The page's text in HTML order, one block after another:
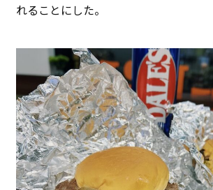
れることにした。